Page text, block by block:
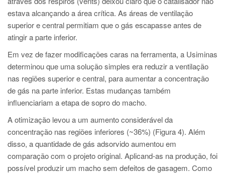
estava alcançando a área crítica. As áreas de ventilação
superior e central permitiam que o gás escapasse antes de
atingir a parte inferior.
Em vez de fazer modificações caras na ferramenta, a Usiminas
determinou que uma solução simples era reduzir a ventilação
nas regiões superior e central, para aumentar a concentração
de gás na parte inferior. Estas mudanças também
influenciariam a etapa de sopro do macho.
A otimização levou a um aumento considerável da
concentração nas regiões inferiores (~36%) (Figura 4). Além
disso, a quantidade de gás adsorvido aumentou em
comparação com o projeto original. Aplicand-as na produção, foi
possível produzir um macho sem defeitos de gasagem. Como